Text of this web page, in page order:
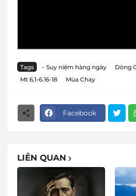
Tags - Suy niệm hàng ngày
Dòng
Mt 6,1-6.16-18
Mùa Chay
Facebook
LIÊN QUAN